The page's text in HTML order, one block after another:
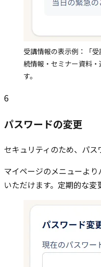
受講情報の表示例：「
続情報・セミナー資料
す。
6
パスワードの変更
セキュリティのため、パス
マイページのメニューよ
いただけます。定期的な変